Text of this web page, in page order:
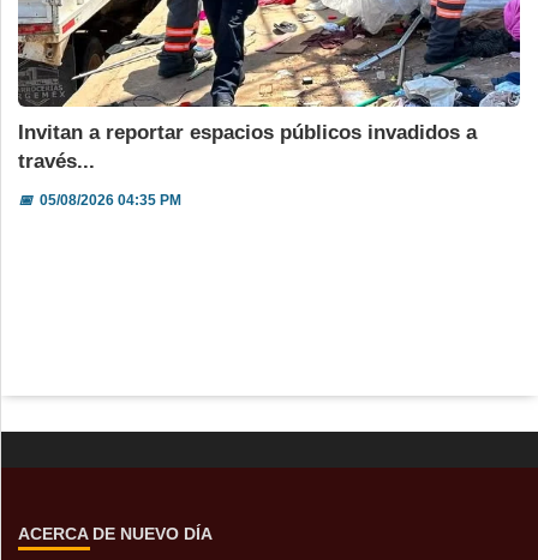
Invitan a reportar espacios públicos invadidos a
través...
📅05/08/2026 04:35 PM
ACERCA DE NUEVO DÍA